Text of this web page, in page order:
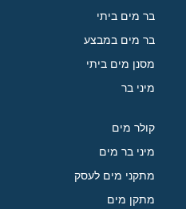
בר מים ביתי
בר מים במבצע
מסנן מים ביתי
מיני בר
קולר מים
מיני בר מים
מתקני מים לעסק
מתקן מים